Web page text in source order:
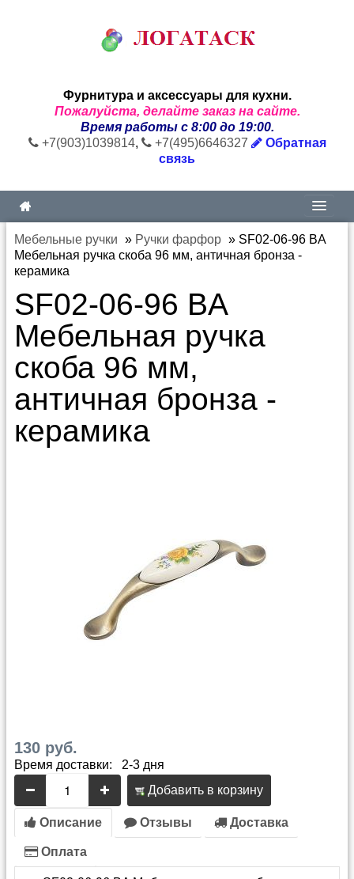
Фурнитура и аксессуары для кухни.
Пожалуйста, делайте заказ на сайте.
Время работы с 8:00 до 19:00.
+7(903)1039814, +7(495)6646327
Обратная
связь
Мебельные ручки » Ручки фарфор » SF02-06-96 BA
Мебельная ручка скоба 96 мм, античная бронза -
керамика
SF02-06-96 BA
Мебельная ручка
скоба 96 мм,
античная бронза -
керамика
130 руб.
Время доставки: 2-3 дня
Добавить в корзину
Описание Отзывы Доставка
Оплата